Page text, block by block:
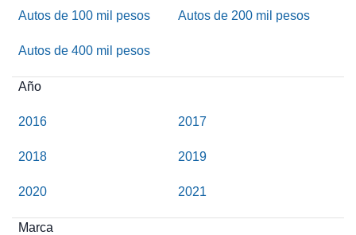
Autos de 100 mil pesos Autos de 200 mil pesos
Autos de 400 mil pesos
Año
2016 2017
2018 2019
2020 2021
Marca